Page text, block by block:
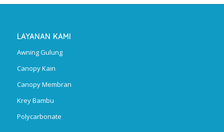
LAYANAN KAMI
Awning Gulung
Canopy Kain
Canopy Membran
Krey Bambu
Polycarbonate